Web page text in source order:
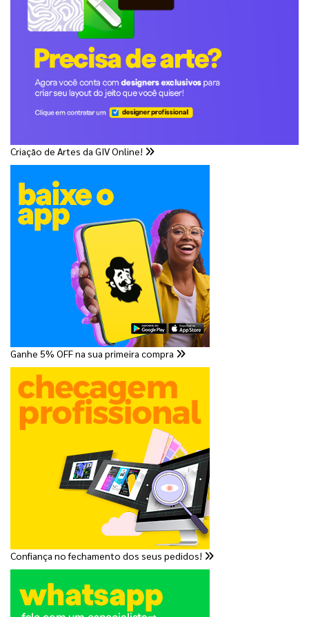
Criação de Artes da GIV Online!
Ganhe 5% OFF na sua primeira compra
Confiança no fechamento dos seus pedidos!